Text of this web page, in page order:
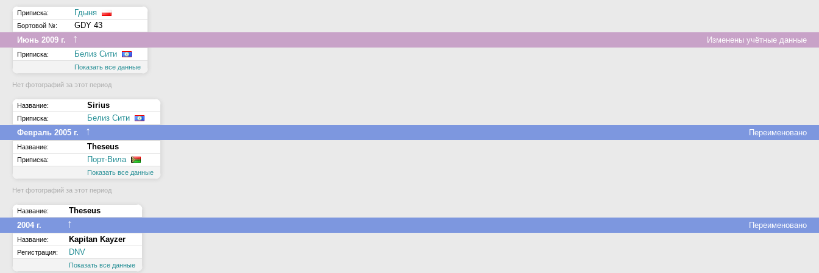
Приписка: Гдыня
Бортовой №:
GDY 43
Изменены учётные данные
Июнь 2009 г. ↑
Приписка: Белиз Сити
Показать все данные
Нет фотографий за этот период
Название: Sirius
Приписка:
Белиз Сити
Переименовано
Февраль 2005 г. ↑
Название: Theseus
Приписка: Порт-Вила
Показать все данные
Нет фотографий за этот период
Название:
Theseus
Переименовано
2004 г. ↑
Название: Kapitan Kayzer
Регистрация: DNV
Показать все данные